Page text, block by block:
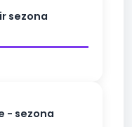
sezona
- sezona